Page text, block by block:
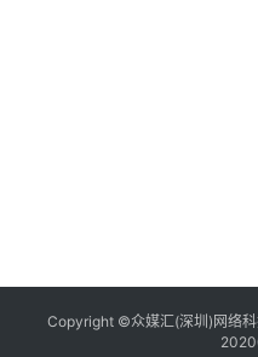
Copyright ©众媒汇(深圳)网络